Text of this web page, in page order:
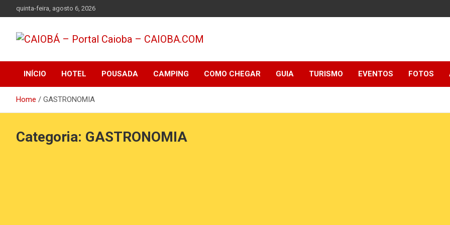
to
quinta-feira, agosto 6, 2026
CAIOBÁ – Portal
Caioba – CAIOBA.COM
restaurantes, lazer, praia de Caiobá
INÍCIO
HOTEL POUSADA CAMPING COMO CHEGAR GUIA TURISMO EVENTOS FOTOS
Home GASTRONOMIA
Categoria: GASTRONOMIA